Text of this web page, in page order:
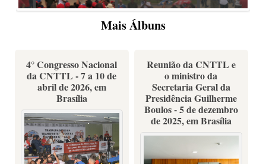
Mais Álbuns
4° Congresso Nacional
da CNTTL - 7 a 10 de
abril de 2026, em
Brasília
Reunião da CNTTL e
o ministro da
Secretaria Geral da
Presidência Guilherme
Boulos - 5 de dezembro
de 2025, em Brasília